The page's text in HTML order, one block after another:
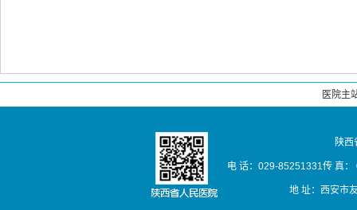
医院主
陕
电 话：029-85251331传 真
地 址：西安市